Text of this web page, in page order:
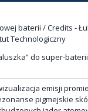
do super-baterii